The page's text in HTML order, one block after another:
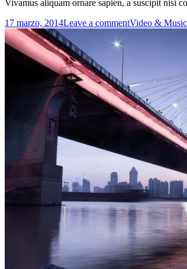
Vivamus aliquam ornare sapien, a suscipit nisi
17 marzo, 2014Leave a commentVideo & Music